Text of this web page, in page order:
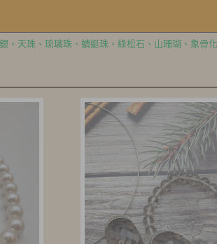
綠松石、山珊瑚、象骨化石、石榴石, 製成耳環